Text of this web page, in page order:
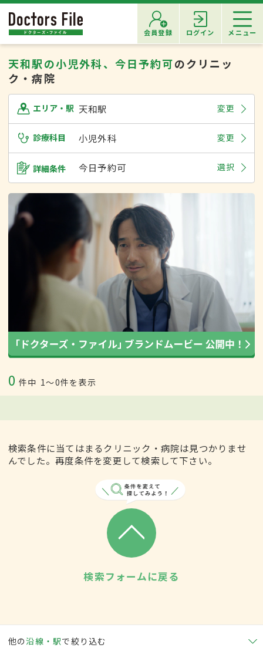
会員登録 ログイン メニュー
天和駅の小児外科、今日予約可のクリニッ
ク・病院
エリア・駅 天和駅 変更
診療科目 小児外科 変更
詳細条件 今日予約可 選択
0 件中 1〜0件を表示
検索条件に当てはまるクリニック・病院は見つかりませ
んでした。再度条件を変更して検索して下さい。
検索フォームに戻る
他の沿線・駅で絞り込む